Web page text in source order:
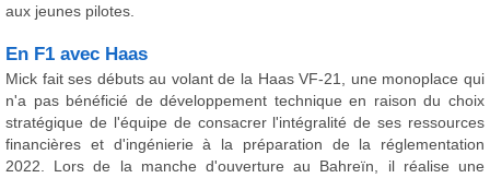
aux jeunes pilotes.
En F1 avec Haas
Mick fait ses débuts au volant de la Haas VF-21, une monoplace qui
n'a pas bénéficié de développement technique en raison du choix
stratégique de l'équipe de consacrer l'intégralité de ses ressources
financières et d'ingénierie à la préparation de la réglementation
2022. Lors de la manche d'ouverture au Bahreïn, il réalise une